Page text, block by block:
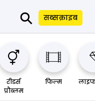
⚲ सब्सक्राइब
रीडर्स
प्रौब्लम
फिल्म